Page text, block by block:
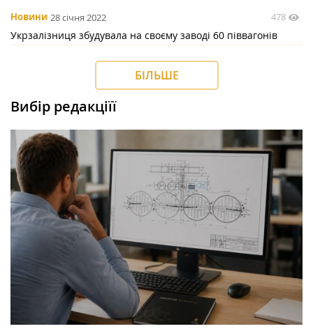
Новини 28 січня 2022 478
Укрзалізниця збудувала на своєму заводі 60 піввагонів
БІЛЬШЕ
Вибір редакціїї